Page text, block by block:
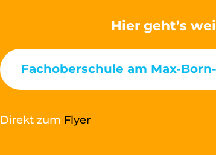
Hier geht’s
Fachoberschule am Max-
Direkt zum Flyer